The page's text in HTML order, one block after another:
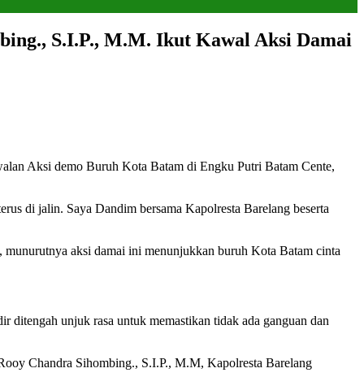
S.I.P., M.M. Ikut Kawal Aksi Damai
Aksi demo Buruh Kota Batam di Engku Putri Batam Cente,
di jalin. Saya Dandim bersama Kapolresta Barelang beserta
aksi damai ini menunjukkan buruh Kota Batam cinta
ditengah unjuk rasa untuk memastikan tidak ada ganguan dan
Chandra Sihombing., S.I.P., M.M, Kapolresta Barelang